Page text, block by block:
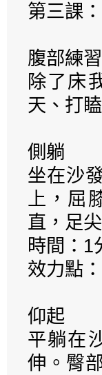
第三課
腹部練習
除了床
天、打
側躺
坐在沙
上，屈
直，足
時間：1
效力點
仰起
平躺在
伸。臀